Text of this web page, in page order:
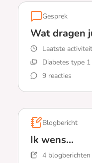
Gesprek
Wat dragen
Laatste
Diabetes type 1
9 reacties
Lees meer over
Blogbericht
Ik wens...
4 blogberichten